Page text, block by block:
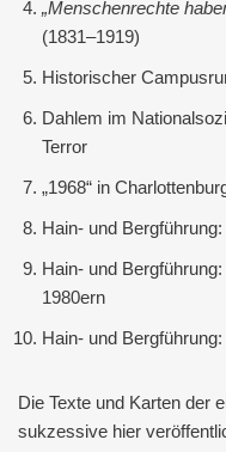
„Menschenrechte
(1831–1919)
Historischer
Dahlem im
Terror
„1968“ in
Hain- und
Hain- und
1980ern
Hain- und
Die Texte und Karten der
sukzessive hier